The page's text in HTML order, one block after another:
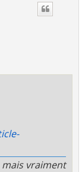
vraiment